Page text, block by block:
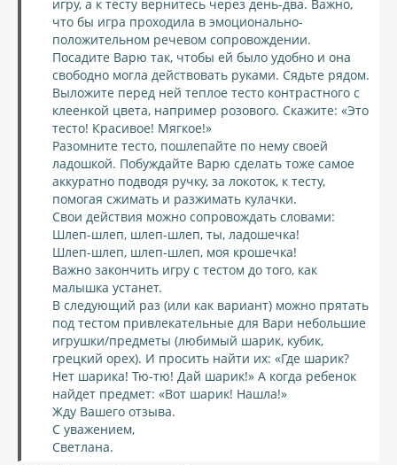
игру, а к тесту вернитесь через день-два. Важно,
что бы игра проходила в эмоционально-
положительном речевом сопровождении.
Посадите Варю так, чтобы ей было удобно и она
свободно могла действовать руками. Сядьте рядом.
Выложите перед ней теплое тесто контрастного с
клеенкой цвета, например розового. Скажите: «Это
тесто! Красивое! Мягкое!»
Разомните тесто, пошлепайте по нему своей
ладошкой. Побуждайте Варю сделать тоже самое
аккуратно подводя ручку, за локоток, к тесту,
помогая сжимать и разжимать кулачки.
Свои действия можно сопровождать словами:
Шлеп-шлеп, шлеп-шлеп, ты, ладошечка!
Шлеп-шлеп, шлеп-шлеп, моя крошечка!
Важно закончить игру с тестом до того, как
малышка устанет.
В следующий раз (или как вариант) можно прятать
под тестом привлекательные для Вари небольшие
игрушки/предметы (любимый шарик, кубик,
грецкий орех). И просить найти их: «Где шарик?
Нет шарика! Тю-тю! Дай шарик!» А когда ребенок
найдет предмет: «Вот шарик! Нашла!»
Жду Вашего отзыва.
С уважением,
Светлана.